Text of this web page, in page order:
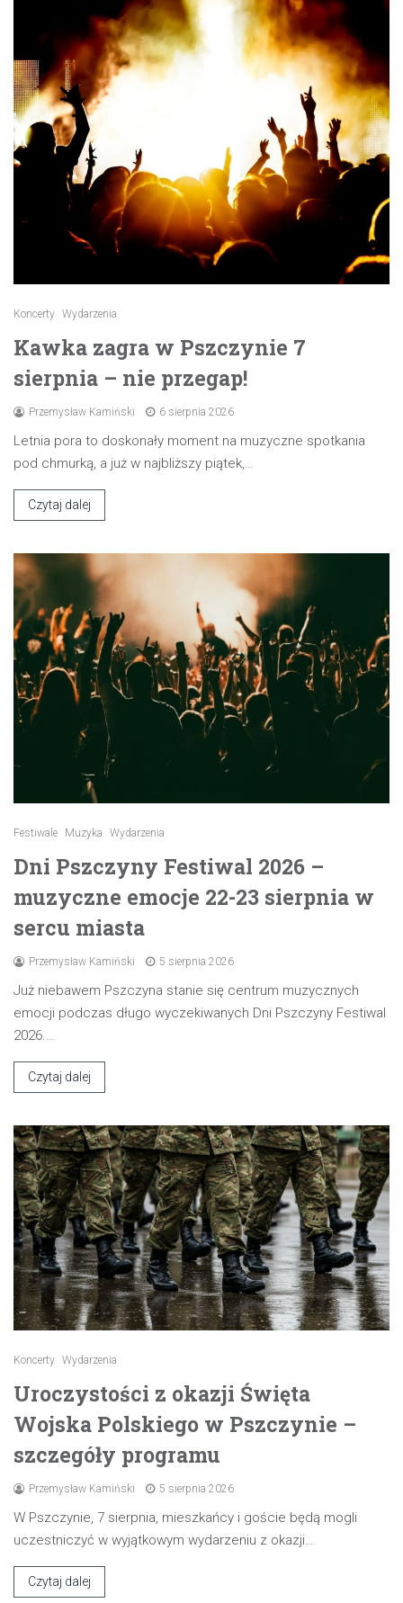
Koncerty Wydarzenia
Kawka zagra w Pszczynie 7
sierpnia – nie przegap!
Przemysław Kamiński 6 sierpnia 2026
Letnia pora to doskonały moment na muzyczne spotkania
pod chmurką, a już w najbliższy piątek,…
Czytaj dalej
Festiwale Muzyka Wydarzenia
Dni Pszczyny Festiwal 2026 –
muzyczne emocje 22-23 sierpnia w
sercu miasta
Przemysław Kamiński 5 sierpnia 2026
Już niebawem Pszczyna stanie się centrum muzycznych
emocji podczas długo wyczekiwanych Dni Pszczyny Festiwal
2026.…
Czytaj dalej
Koncerty Wydarzenia
Uroczystości z okazji Święta
Wojska Polskiego w Pszczynie –
szczegóły programu
Przemysław Kamiński 5 sierpnia 2026
W Pszczynie, 7 sierpnia, mieszkańcy i goście będą mogli
uczestniczyć w wyjątkowym wydarzeniu z okazji…
Czytaj dalej